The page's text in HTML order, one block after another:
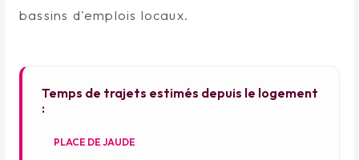
bassins d'emplois locaux.
Temps de trajets estimés depuis le logement
:
PLACE DE JAUDE